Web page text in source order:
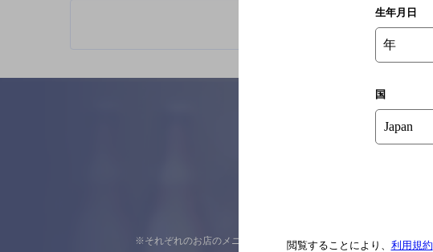
※それぞれのお店のメニューや営業時間などの掲載情報については、
生年月日
年
国
閲覧することにより、 利用規約